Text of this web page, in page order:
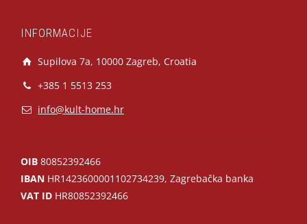
INFORMACIJE
Supilova 7a, 10000 Zagreb, Croatia
+385 1 5513 253
info@kult-home.hr
OIB 80852392466
IBAN HR1423600001102734239, Zagrebačka banka
VAT ID HR80852392466